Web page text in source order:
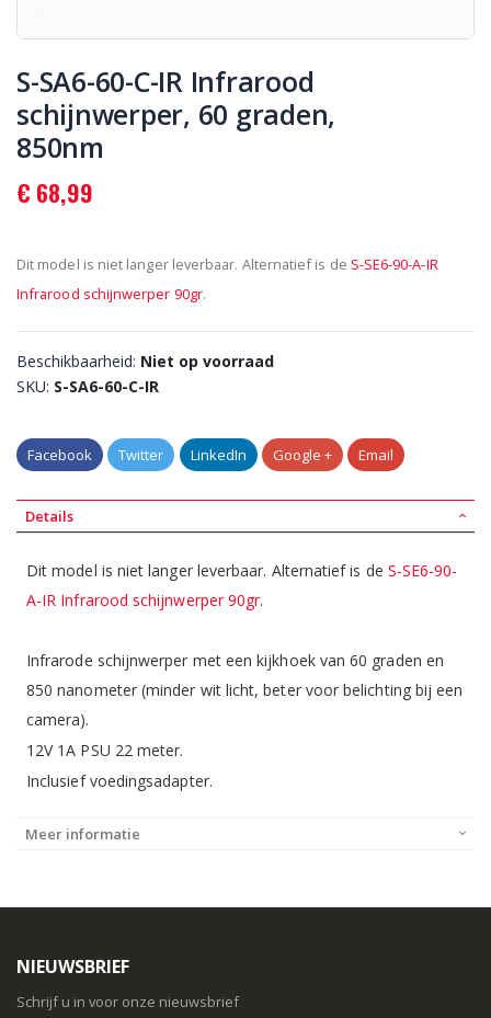
het
begin
van
de
gallerij
S-SA6-60-C-IR Infrarood
schijnwerper, 60 graden,
850nm
€ 68,99
Dit model is niet langer leverbaar. Alternatief is de S-SE6-90-A-IR
Infrarood schijnwerper 90gr.
Beschikbaarheid: Niet op voorraad
SKU S-SA6-60-C-IR
Facebook Twitter LinkedIn Google + Email
Details
Dit model is niet langer leverbaar. Alternatief is de S-SE6-90-
A-IR Infrarood schijnwerper 90gr.
Infrarode schijnwerper met een kijkhoek van 60 graden en
850 nanometer (minder wit licht, beter voor belichting bij een
camera).
12V 1A PSU 22 meter.
Inclusief voedingsadapter.
Meer informatie
NIEUWSBRIEF
Schrijf u in voor onze nieuwsbrief